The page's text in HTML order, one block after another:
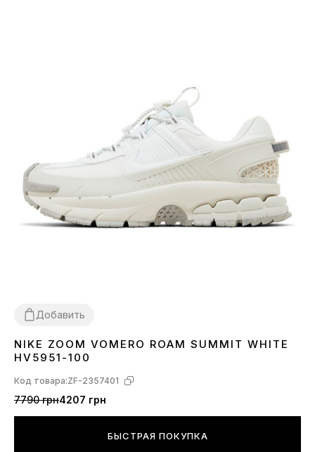
Добавить
3637 3839404243 44
NIKE ZOOM VOMERO ROAM SUMMIT WHITE
HV5951-100
Код товара:ZF-2357401
7790 грн4207 грн
БЫСТРАЯ ПОКУПКА